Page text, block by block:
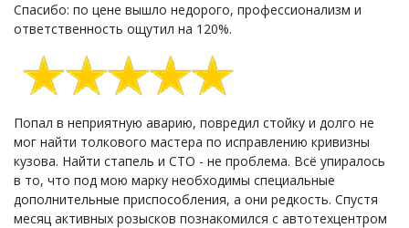
Спасибо: по цене вышло недорого, профессионализм и
ответственность ощутил на 120%.
Попал в неприятную аварию, повредил стойку и долго не
мог найти толкового мастера по исправлению кривизны
кузова. Найти стапель и СТО - не проблема. Всё упиралось
в то, что под мою марку необходимы специальные
дополнительные приспособления, а они редкость. Спустя
месяц активных розысков познакомился с автотехцентром